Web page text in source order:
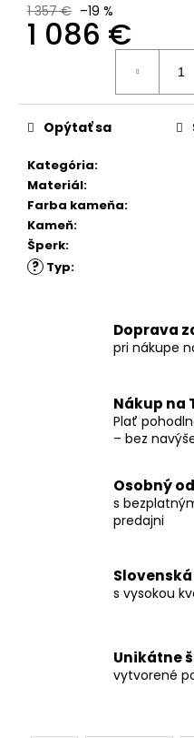
1 357 € –19 %
1 086 €
Kategória:
Materiál:
Farba kameňa:
Kameň:
Šperk:
? Typ:
Opýtať sa
Doprava
pri nákupe
Nákup na
Plať
– bez
Osobný
s
predajni
s vysokou
Unikátne
vytvorené